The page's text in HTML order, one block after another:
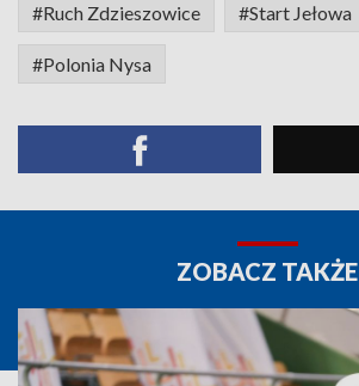
#Ruch Zdzieszowice #Start Jełowa
#Polonia Nysa
ZOBACZ TAKŻE